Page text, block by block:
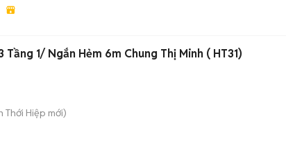
Tầng 1/ Ngắn Hẻm 6m Chung Thị Minh ( HT31)
Thới Hiệp mới)